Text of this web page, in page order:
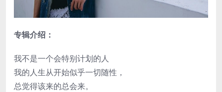
专辑介绍：
我不是一个会特别计划的人
我的人生从开始似乎一切随性，
总觉得该来的总会来。